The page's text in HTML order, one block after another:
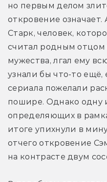
но первым делом
откровение означает.
Старк, человек,
считал родным отцом
мужества, лгал ему
узнали бы что-то ещё,
сериала пожелали
пошире. Однако одну
определяющих в
итоге упихнули в
отчего откровение
на контрасте двум